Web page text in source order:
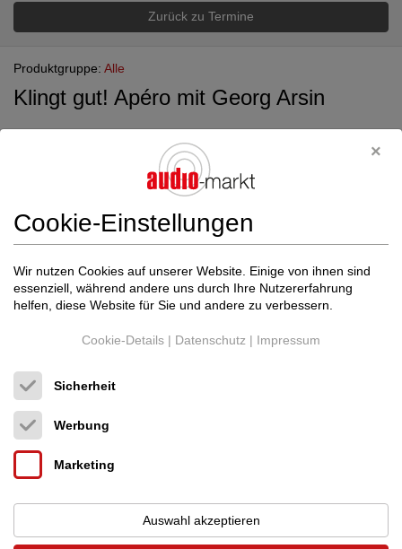
Zurück zu Termine
Produktgruppe: Alle
Klingt gut! Apéro mit Georg Arsin
Fastaudio lädt zum lockeren Austausch, leckeren Snacks und
Cookie-Einstellungen
Wir nutzen Cookies auf unserer Website. Einige von ihnen sind
essenziell, während andere uns durch Ihre Nutzererfahrung
helfen, diese Website für Sie und andere zu verbessern.
Cookie-Details | Datenschutz | Impressum
Sicherheit
Werbung
Marketing
Auswahl akzeptieren